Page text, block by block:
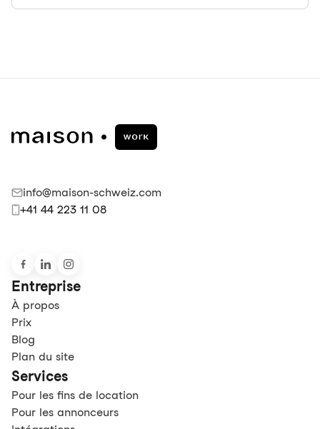
info@maison-schweiz.com
+41 44 223 11 08
Entreprise
À propos
Prix
Blog
Plan du site
Services
Pour les fins de location
Pour les annonceurs